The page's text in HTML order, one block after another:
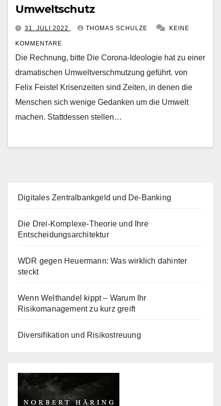
Umweltschutz
31. JULI 2022 THOMAS SCHULZE KEINE
KOMMENTARE
Die Rechnung, bitte Die Corona-Ideologie hat zu einer
dramatischen Umweltverschmutzung geführt. von
Felix Feistel Krisenzeiten sind Zeiten, in denen die
Menschen sich wenige Gedanken um die Umwelt
machen. Stattdessen stellen…
Digitales Zentralbankgeld und De-Banking
Die Drei-Komplexe-Theorie und Ihre
Entscheidungsarchitektur
WDR gegen Heuermann: Was wirklich dahinter
steckt
Wenn Welthandel kippt – Warum Ihr
Risikomanagement zu kurz greift
Diversifikation und Risikostreuung